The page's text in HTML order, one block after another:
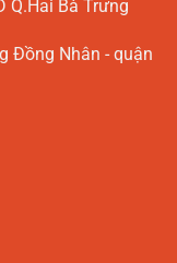
Q.Hai Bà Trưng
Đồng Nhân - quận